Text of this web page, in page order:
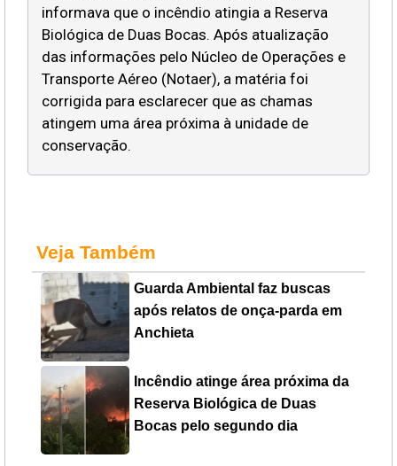
informava que o incêndio atingia a Reserva
Biológica de Duas Bocas. Após atualização
das informações pelo Núcleo de Operações e
Transporte Aéreo (Notaer), a matéria foi
corrigida para esclarecer que as chamas
atingem uma área próxima à unidade de
conservação.
Veja Também
Guarda Ambiental faz buscas
após relatos de onça-parda em
Anchieta
Incêndio atinge área próxima da
Reserva Biológica de Duas
Bocas pelo segundo dia